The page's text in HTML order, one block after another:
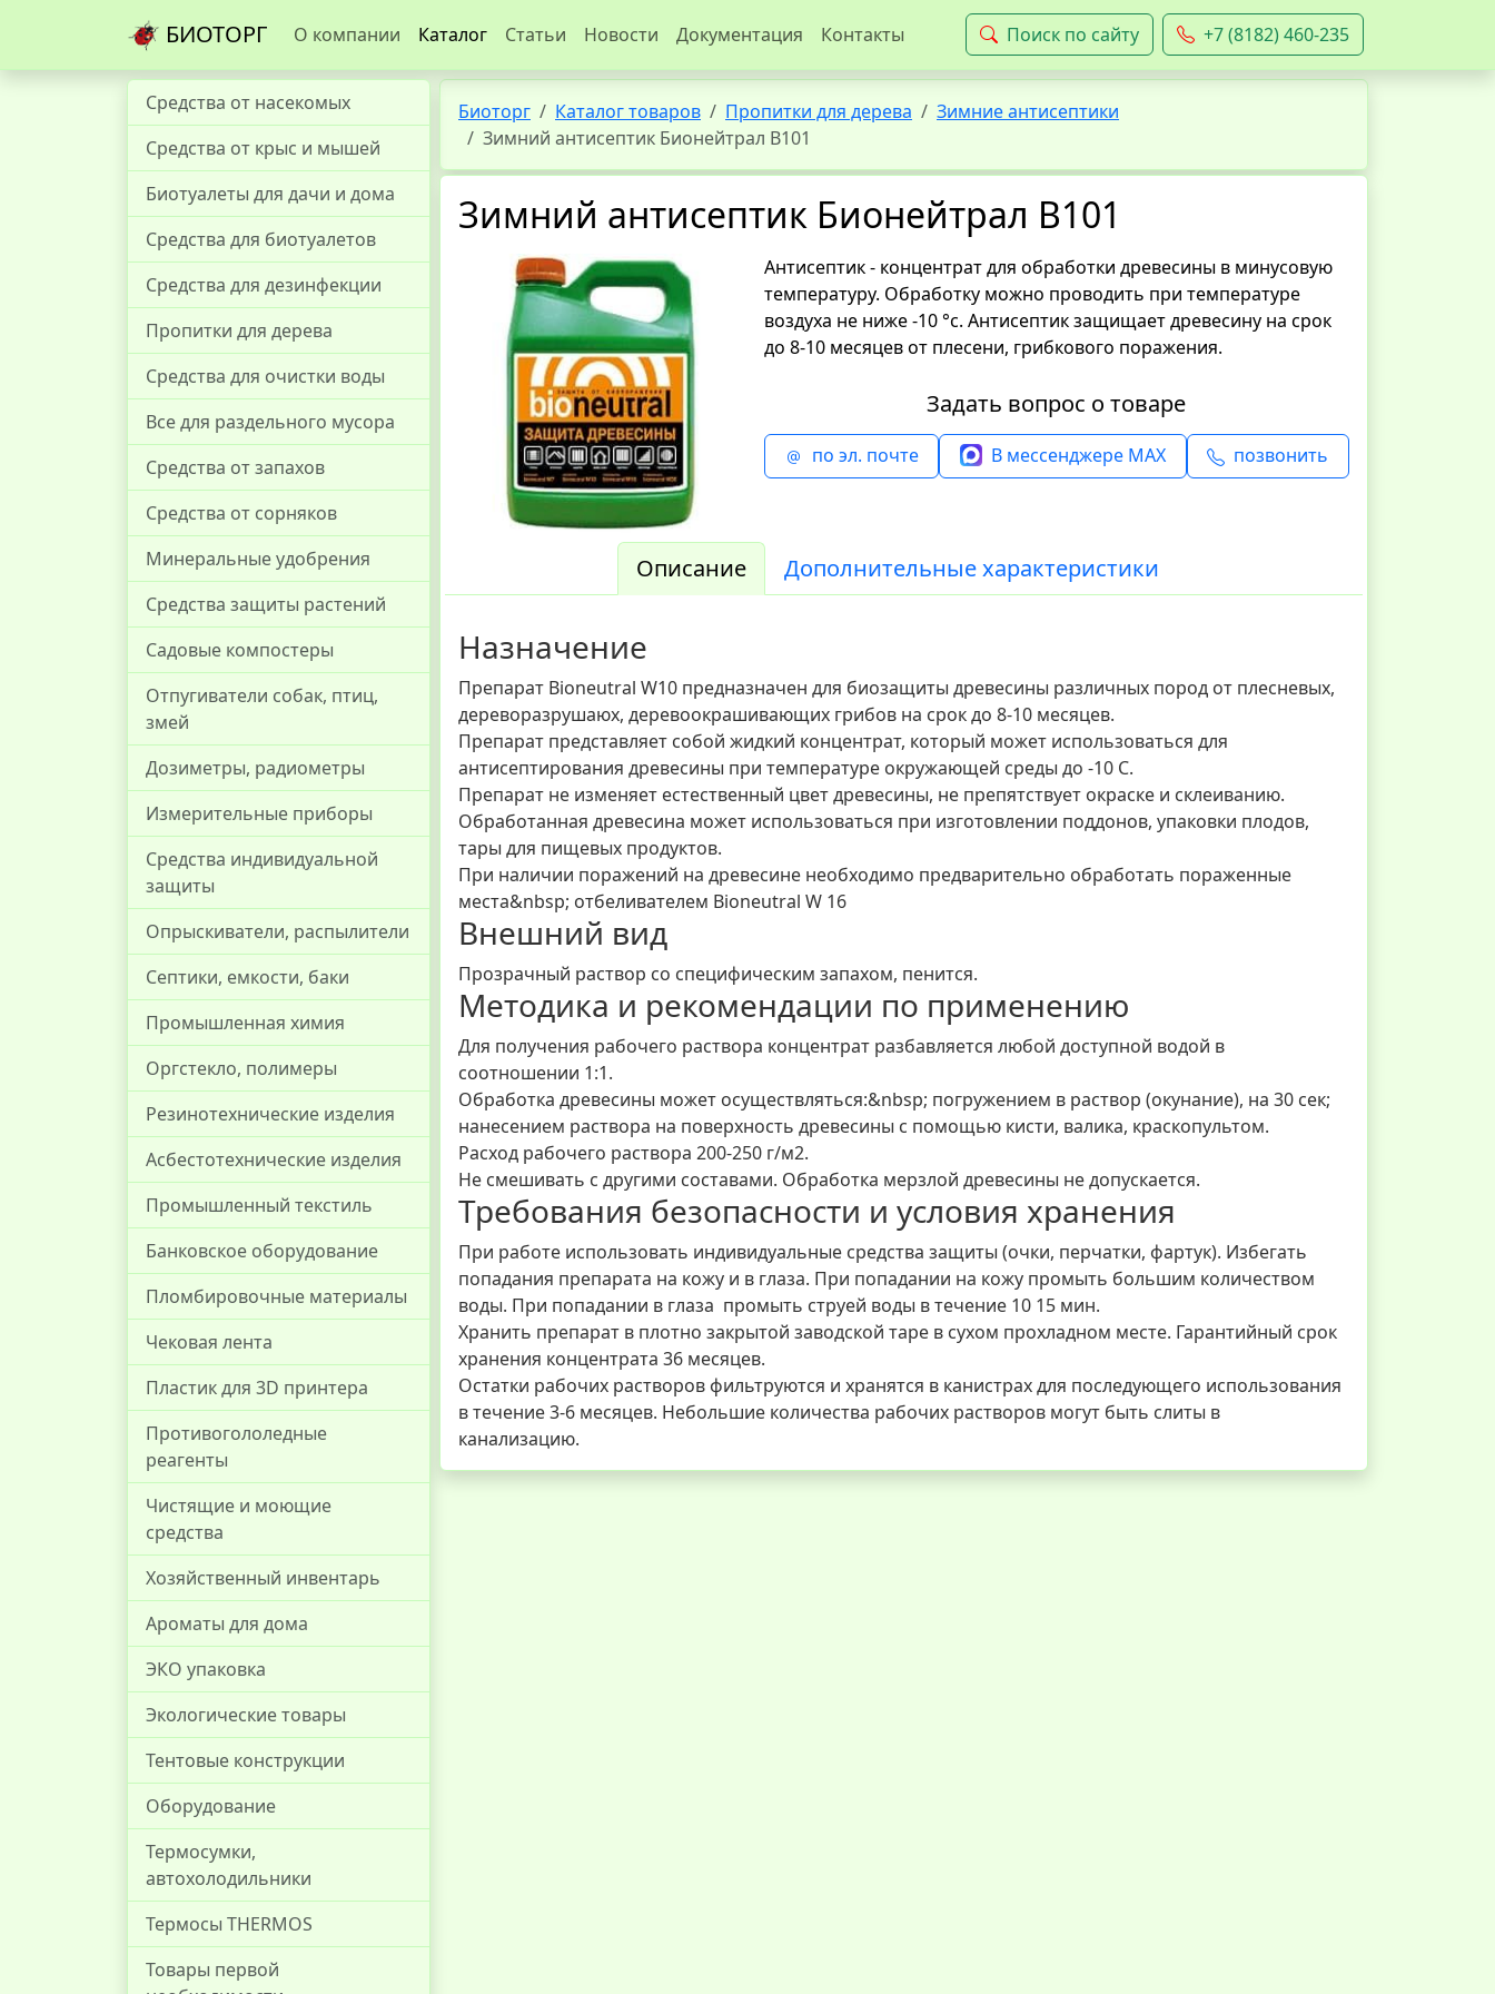
БИОТОРГ О компании Каталог Статьи Новости Документация Контакты Поиск по сайту +7 (8182) 460-235
Средства от насекомых
Средства от крыс и мышей
Биотуалеты для дачи и дома
Средства для биотуалетов
Средства для дезинфекции
Пропитки для дерева
Средства для очистки воды
Все для раздельного мусора
Средства от запахов
Средства от сорняков
Минеральные удобрения
Средства защиты растений
Садовые компостеры
Отпугиватели собак, птиц,
змей
Дозиметры, радиометры
Измерительные приборы
Средства индивидуальной
защиты
Опрыскиватели, распылители
Септики, емкости, баки
Промышленная химия
Оргстекло, полимеры
Резинотехнические изделия
Асбестотехнические изделия
Промышленный текстиль
Банковское оборудование
Пломбировочные материалы
Чековая лента
Пластик для 3D принтера
Противогололедные
реагенты
Чистящие и моющие
средства
Хозяйственный инвентарь
Ароматы для дома
ЭКО упаковка
Экологические товары
Тентовые конструкции
Оборудование
Термосумки,
автохолодильники
Термосы THERMOS
Товары первой
Биоторг Каталог товаров Пропитки для дерева
Зимние антисептики
Зимний антисептик Бионейтрал В101
Зимний антисептик Бионейтрал В101
Антисептик - концентрат для обработки древесины в минусовую
температуру. Обработку можно проводить при температуре
воздуха не ниже -10 °с. Антисептик защищает древесину на срок
до 8-10 месяцев от плесени, грибкового поражения.
Задать вопрос о товаре
по эл. почте В мессенджере MAX позвонить
Описание Дополнительные характеристики
Назначение
Препарат Bioneutral W10 предназначен для биозащиты древесины различных пород от плесневых,
дереворазрушаюх, деревоокрашивающих грибов на срок до 8-10 месяцев.
Препарат представляет собой жидкий концентрат, который может использоваться для
антисептирования древесины при температуре окружающей среды до -10 С.
Препарат не изменяет естественный цвет древесины, не препятствует окраске и склеиванию.
Обработанная древесина может использоваться при изготовлении поддонов, упаковки плодов,
тары для пищевых продуктов.
При наличии поражений на древесине необходимо предварительно обработать пораженные
места&nbsp; отбеливателем Bioneutral W 16
Внешний вид
Прозрачный раствор со специфическим запахом, пенится.
Методика и рекомендации по применению
Для получения рабочего раствора концентрат разбавляется любой доступной водой в
соотношении 1:1.
Обработка древесины может осуществляться:&nbsp; погружением в раствор (окунание), на 30 сек;
нанесением раствора на поверхность древесины с помощью кисти, валика, краскопультом.
Расход рабочего раствора 200-250 г/м2.
Не смешивать с другими составами. Обработка мерзлой древесины не допускается.
Требования безопасности и условия хранения
При работе использовать индивидуальные средства защиты (очки, перчатки, фартук). Избегать
попадания препарата на кожу и в глаза. При попадании на кожу промыть большим количеством
воды. При попадании в глаза промыть струей воды в течение 10 15 мин.
Хранить препарат в плотно закрытой заводской таре в сухом прохладном месте. Гарантийный срок
хранения концентрата 36 месяцев.
Остатки рабочих растворов фильтруются и хранятся в канистрах для последующего использования
в течение 3-6 месяцев. Небольшие количества рабочих растворов могут быть слиты в
канализацию.